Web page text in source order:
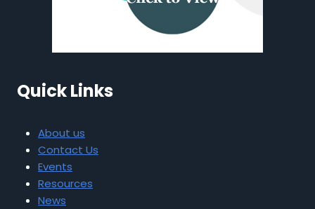
Quick Links
About us
Contact Us
Events
Resources
News